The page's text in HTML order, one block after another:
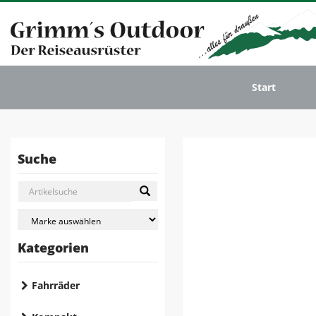
Start
Suche
Kategorien
Fahrräder